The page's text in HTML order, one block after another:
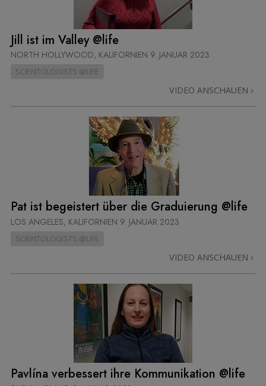
Jill ist im Valley @life
NORTH HOLLYWOOD, KALIFORNIEN 9. JANUAR 2023
SCIENTOLOGISTS @LIFE
VIDEO ANSCHAUEN
Pat ist begeistert über die Graduierung @life
LOS ANGELES, KALIFORNIEN 9. JANUAR 2023
SCIENTOLOGISTS @LIFE
VIDEO ANSCHAUEN
Pavlína verbessert ihre Kommunikation @life